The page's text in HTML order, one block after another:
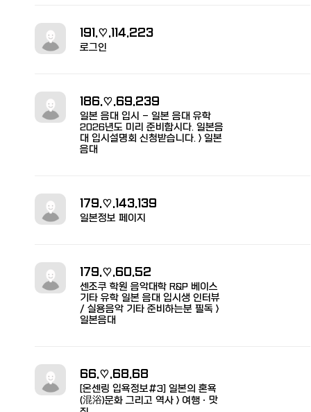
191.♡.114.223
로그인
186.♡.69.239
일본 음대 입시 - 일본 음대 유학
2026년도 미리 준비합시다. 일본음
대 입시설명회 신청받습니다. > 일본
음대
179.♡.143.139
일본정보 페이지
179.♡.60.52
센조쿠 학원 음악대학 R&P 베이스
기타 유학 일본 음대 입시생 인터뷰
/ 실용음악 기타 준비하는분 필독 >
일본음대
66.♡.68.68
[온센링 입욕정보#3] 일본의 혼욕
(混浴)문화 그리고 역사 > 여행ㆍ맛